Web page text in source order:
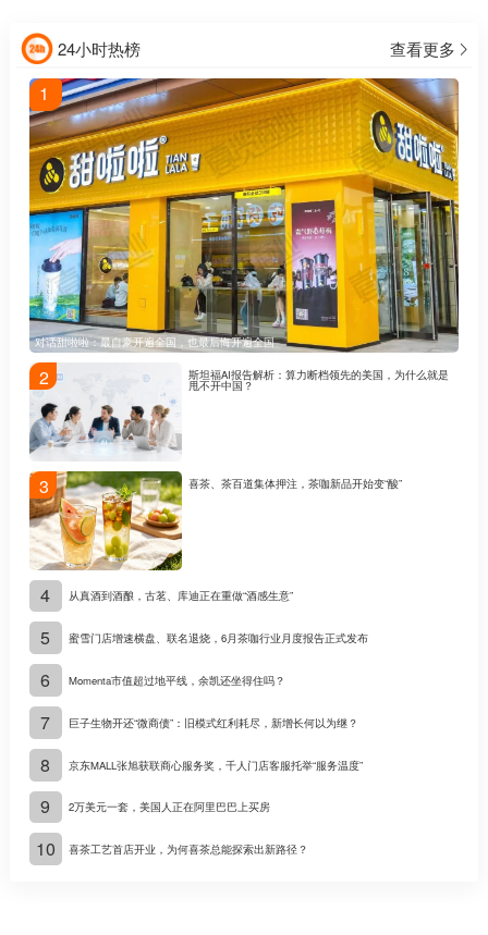
24小时热榜 查看更多
对话甜啦啦：最自豪开遍全国，也最后悔开遍全国
1
斯坦福AI报告解析：算力断档领先的美国，为什么就是
甩不开中国？
2
喜茶、茶百道集体押注，茶咖新品开始变“酸”
3
4 从真酒到酒酿，古茗、库迪正在重做“酒感生意”
5 蜜雪门店增速横盘、联名退烧，6月茶咖行业月度报告正式发布
6 Momenta市值超过地平线，余凯还坐得住吗？
7 巨子生物开还“微商债”：旧模式红利耗尽，新增长何以为继？
8 京东MALL张旭获联商心服务奖，千人门店客服托举“服务温度”
9 2万美元一套，美国人正在阿里巴巴上买房
10 喜茶工艺首店开业，为何喜茶总能探索出新路径？